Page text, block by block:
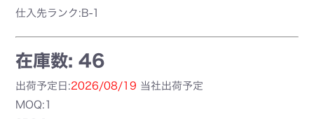
仕入先ランク:B-1
在庫数: 46
出荷予定日:2026/08/19 当社出荷予定
MOQ:1